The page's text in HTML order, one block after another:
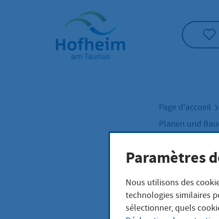
Accueil"
Page d'accueil
Planen und
Der
Paramètres
Nous utilisons des
technologies similaires
sélectionner, quels